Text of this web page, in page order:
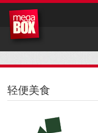
轻便美食